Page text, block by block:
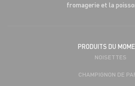
fromagerie et la
PRODUITS DU
NOISETTES
CHAMPIGNON DE